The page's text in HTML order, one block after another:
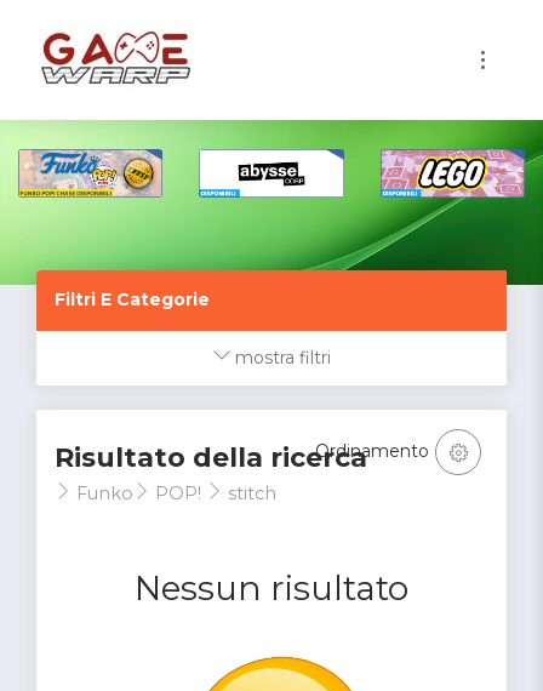
Filtri E Categorie
mostra filtri
Risultato della ricerca
Funko POP! stitch
Nessun risultato
Ordinamento